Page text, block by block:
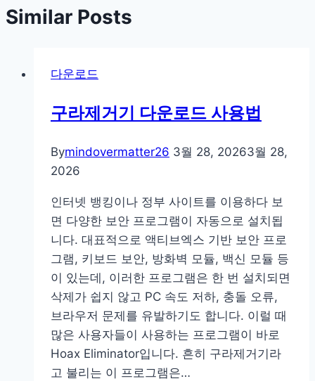
Similar Posts
다운로드
구라제거기 다운로드 사용법
Bymindovermatter26 3월 28, 20263월 28,
2026
인터넷 뱅킹이나 정부 사이트를 이용하다 보
면 다양한 보안 프로그램이 자동으로 설치됩
니다. 대표적으로 액티브엑스 기반 보안 프로
그램, 키보드 보안, 방화벽 모듈, 백신 모듈 등
이 있는데, 이러한 프로그램은 한 번 설치되면
삭제가 쉽지 않고 PC 속도 저하, 충돌 오류,
브라우저 문제를 유발하기도 합니다. 이럴 때
많은 사용자들이 사용하는 프로그램이 바로
Hoax Eliminator입니다. 흔히 구라제거기라
고 불리는 이 프로그램은…